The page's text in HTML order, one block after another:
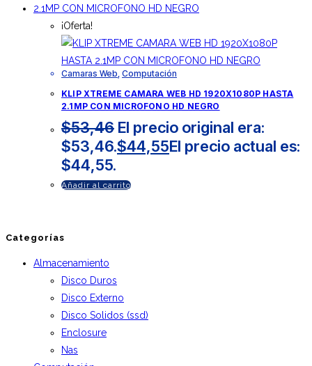
¡Oferta!
Camaras Web, Computación
KLIP XTREME CAMARA WEB HD 1920X1080P HASTA
2.1MP CON MICROFONO HD NEGRO
$53,46 El precio original era:
$53,46.$44,55El precio actual es:
$44,55.
Añadir al carrito
Categorías
Almacenamiento
Disco Duros
Disco Externo
Disco Solidos (ssd)
Enclosure
Nas